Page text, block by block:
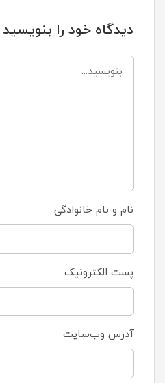
دیدگاه خود را بنویسید
نام و نام خانوادگی
پست الکترونیک
آدرس وب‌سایت